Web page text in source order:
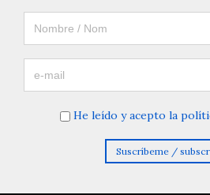
He leído y acepto la